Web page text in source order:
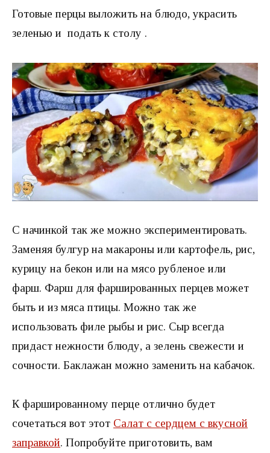
Готовые перцы выложить на блюдо, украсить
зеленью и подать к столу .
С начинкой так же можно экспериментировать.
Заменяя булгур на макароны или картофель, рис,
курицу на бекон или на мясо рубленое или
фарш. Фарш для фаршированных перцев может
быть и из мяса птицы. Можно так же
использовать филе рыбы и рис. Сыр всегда
придаст нежности блюду, а зелень свежести и
сочности. Баклажан можно заменить на кабачок.
К фаршированному перце отлично будет
сочетаться вот этот Салат с сердцем с вкусной
заправкой. Попробуйте приготовить, вам